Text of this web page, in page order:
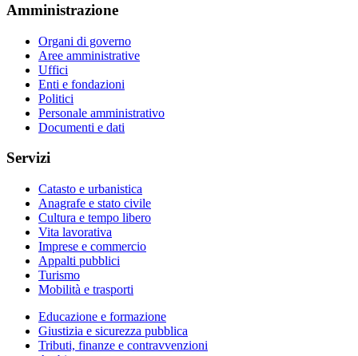
Amministrazione
Organi di governo
Aree amministrative
Uffici
Enti e fondazioni
Politici
Personale amministrativo
Documenti e dati
Servizi
Catasto e urbanistica
Anagrafe e stato civile
Cultura e tempo libero
Vita lavorativa
Imprese e commercio
Appalti pubblici
Turismo
Mobilità e trasporti
Educazione e formazione
Giustizia e sicurezza pubblica
Tributi, finanze e contravvenzioni